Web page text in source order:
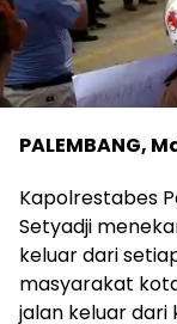
PALEMBANG,
Kapolrestabes
Setyadji
keluar dari
masyarakat
jalan keluar